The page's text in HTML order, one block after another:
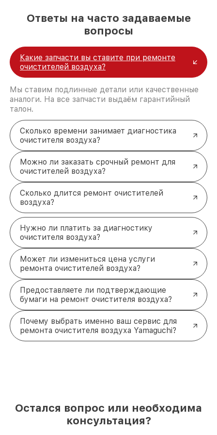
Ответы на часто задаваемые
вопросы
Какие запчасти вы ставите при ремонте
очистителей воздуха?
Мы ставим подлинные детали или качественные
аналоги. На все запчасти выдаём гарантийный
талон.
Сколько времени занимает диагностика
очистителя воздуха?
Можно ли заказать срочный ремонт для
очистителей воздуха?
Сколько длится ремонт очистителей
воздуха?
Нужно ли платить за диагностику
очистителя воздуха?
Может ли измениться цена услуги
ремонта очистителей воздуха?
Предоставляете ли подтверждающие
бумаги на ремонт очистителя воздуха?
Почему выбрать именно ваш сервис для
ремонта очистителя воздуха Yamaguchi?
Остался вопрос или необходима
консультация?